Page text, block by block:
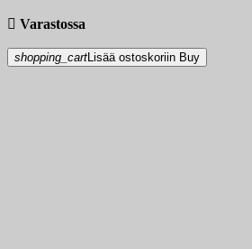
 Varastossa
shopping_cartLisää ostoskoriin Buy